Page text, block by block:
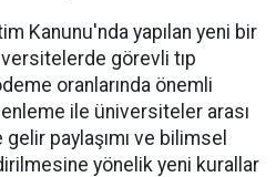
Kanunu'nda yapılan yeni bir
görevli tıp
oranlarında önemli
ile üniversiteler arası
paylaşımı ve bilimsel
yönelik yeni kurallar